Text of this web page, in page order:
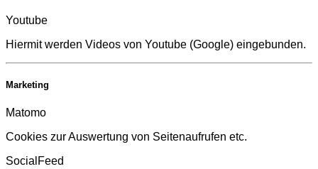
Youtube
Hiermit werden Videos von Youtube (Google) eingebunden.
Marketing
Matomo
Cookies zur Auswertung von Seitenaufrufen etc.
SocialFeed